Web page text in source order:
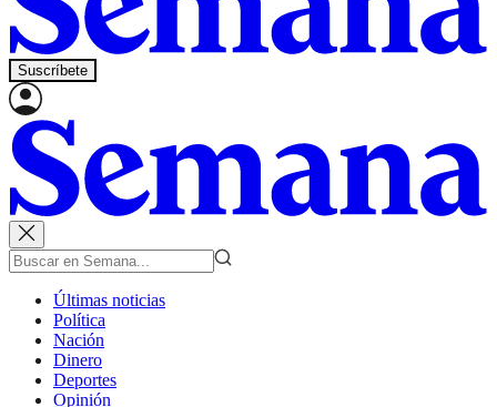
Suscríbete
Últimas noticias
Política
Nación
Dinero
Deportes
Opinión